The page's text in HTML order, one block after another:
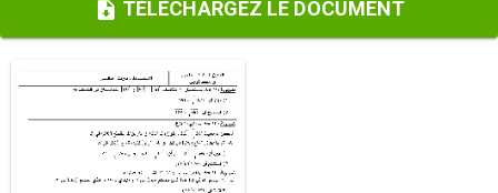
TÉLÉCHARGEZ LE DOCUMENT